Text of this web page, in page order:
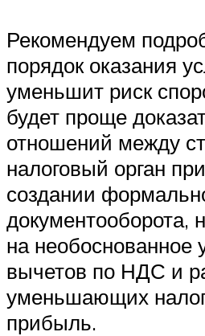
Рекомендуем
порядок оказания
уменьшит риск
будет проще
отношений между
налоговый орган
создании
документооборота,
на необоснованное
вычетов по НДС и
уменьшающих
прибыль.